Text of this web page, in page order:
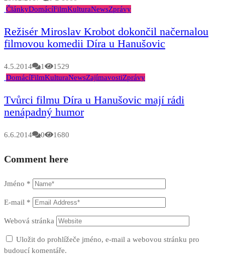
ČlánkyDomácíFilmKulturaNewsZprávy
Režisér Miroslav Krobot dokončil načernalou
filmovou komedii Díra u Hanušovic
4.5.2014 1
1529
DomácíFilmKulturaNewsZajímavostiZprávy
Tvůrci filmu Díra u Hanušovic mají rádi
nenápadný humor
6.6.2014 0 1680
Comment here
Jméno *
E-mail *
Webová stránka
Uložit do prohlížeče jméno, e-mail a webovou stránku pro
budoucí komentáře.